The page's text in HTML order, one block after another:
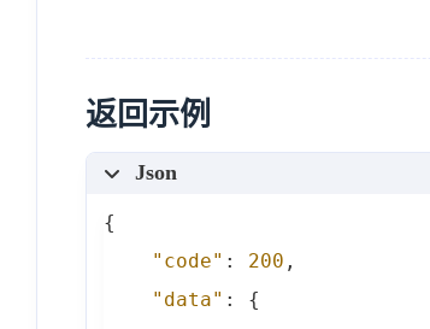
返回示例
Json
{
"code" : 200 ,
"data" :
{